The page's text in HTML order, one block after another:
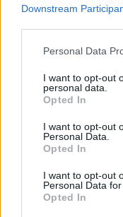
Downstream
Personal Data
I want to opt-out
personal data.
Opted In
I want to opt-out
Personal Data.
Opted In
I want to opt-out
Personal Data
Opted In
Νέα προϊόντα
βελτιώνουν
του ΙΤ
ΕΓΓΡΑΦΗ ΣΤΟ
ΤΕΛΕΥΤΑΙΟ ΤΕΥΧΟΣ